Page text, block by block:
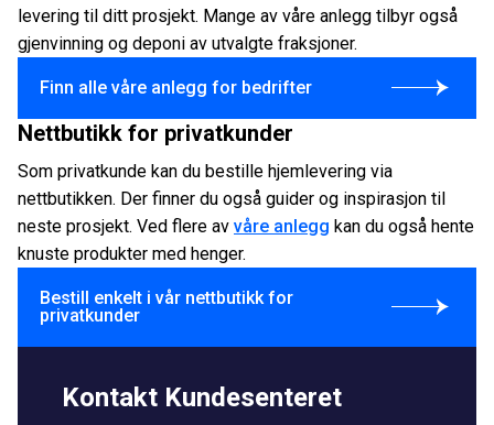
levering til ditt prosjekt. Mange av våre anlegg tilbyr også
gjenvinning og deponi av utvalgte fraksjoner.
Finn alle våre anlegg for bedrifter
Nettbutikk for privatkunder
Som privatkunde kan du bestille hjemlevering via
nettbutikken. Der finner du også guider og inspirasjon til
neste prosjekt. Ved flere av våre anlegg kan du også hente
knuste produkter med henger.
Bestill enkelt i vår nettbutikk for
privatkunder
Kontakt Kundesenteret